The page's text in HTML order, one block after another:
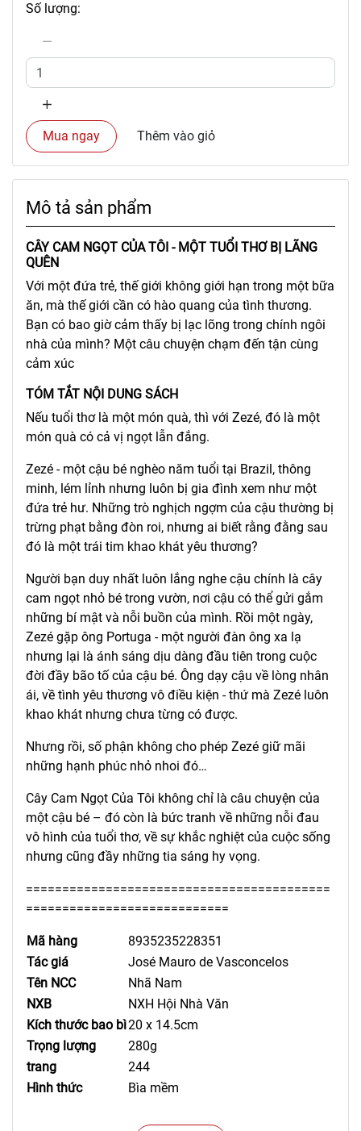
Số lượng:
Mua ngay Thêm vào giỏ
Mô tả sản phẩm
CÂY CAM NGỌT CỦA TÔI - MỘT TUỔI THƠ BỊ LÃNG
QUÊN
Với một đứa trẻ, thế giới không giới hạn trong một bữa
ăn, mà thế giới cần có hào quang của tình thương.
Bạn có bao giờ cảm thấy bị lạc lõng trong chính ngôi
nhà của mình? Một câu chuyện chạm đến tận cùng
cảm xúc
TÓM TẮT NỘI DUNG SÁCH
Nếu tuổi thơ là một món quà, thì với Zezé, đó là một
món quà có cả vị ngọt lẫn đắng.
Zezé - một cậu bé nghèo năm tuổi tại Brazil, thông
minh, lém lỉnh nhưng luôn bị gia đình xem như một
đứa trẻ hư. Những trò nghịch ngợm của cậu thường bị
trừng phạt bằng đòn roi, nhưng ai biết rằng đằng sau
đó là một trái tim khao khát yêu thương?
Người bạn duy nhất luôn lắng nghe cậu chính là cây
cam ngọt nhỏ bé trong vườn, nơi cậu có thể gửi gắm
những bí mật và nỗi buồn của mình. Rồi một ngày,
Zezé gặp ông Portuga - một người đàn ông xa lạ
nhưng lại là ánh sáng dịu dàng đầu tiên trong cuộc
đời đầy bão tố của cậu bé. Ông dạy cậu về lòng nhân
ái, về tình yêu thương vô điều kiện - thứ mà Zezé luôn
khao khát nhưng chưa từng có được.
Nhưng rồi, số phận không cho phép Zezé giữ mãi
những hạnh phúc nhỏ nhoi đó…
Cây Cam Ngọt Của Tôi không chỉ là câu chuyện của
một cậu bé – đó còn là bức tranh về những nỗi đau
vô hình của tuổi thơ, về sự khắc nghiệt của cuộc sống
nhưng cũng đầy những tia sáng hy vọng.
==========================================
============================
Mã hàng
8935235228351
Tác giá
José Mauro de Vasconcelos
Tên NCC
Nhã Nam
NXB
NXH Hội Nhà Văn
Kích thước bao bì20 x 14.5cm
Trọng lượng
280g
trang
244
Hình thức
Bìa mềm